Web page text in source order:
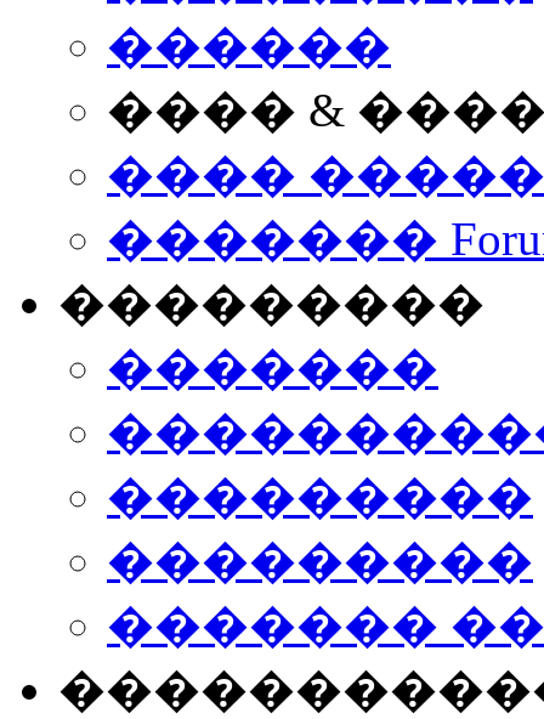
������
���� &
����
�������
���������
�������
���������
���������
�������